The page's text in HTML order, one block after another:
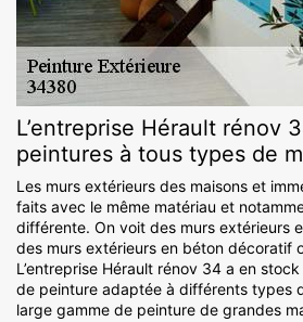
L’entreprise Hérault rénov
peintures à tous types de
Les murs extérieurs des maisons et
faits avec le même matériau et
différente. On voit des murs extérieurs
des murs extérieurs en béton décoratif
L’entreprise Hérault rénov 34 a en
de peinture adaptée à différents types
large gamme de peinture de grandes